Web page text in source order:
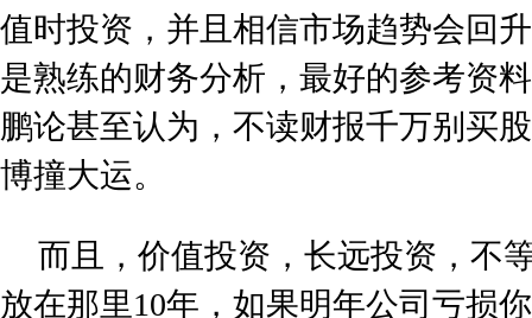
值时投资，并且相信市场趋势会回
是熟练的财务分析，最好的参考资
鹏论甚至认为，不读财报千万别买
博撞大运。
而且，价值投资，长远投资，不
放在那里10年，如果明年公司亏损